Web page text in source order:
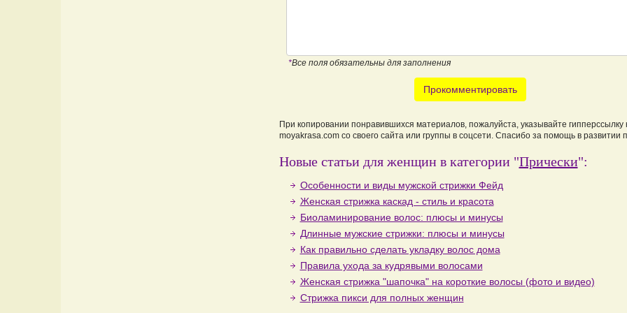
*Все поля обязательны для заполнения
Прокомментировать
При копировании понравившихся материалов, пожалуйста, указывайте гипперссылку
moyakrasa.com со своего сайта или группы в соцсети. Спасибо за помощь в развитии
Новые статьи для женщин в категории "Прически":
Особенности и виды мужской стрижки Фейд
Женская стрижка каскад - стиль и красота
Биоламинирование волос: плюсы и минусы
Длинные мужские стрижки: плюсы и минусы
Как правильно сделать укладку волос дома
Правила ухода за кудрявыми волосами
Женская стрижка "шапочка" на короткие волосы (фото и видео)
Стрижка пикси для полных женщин